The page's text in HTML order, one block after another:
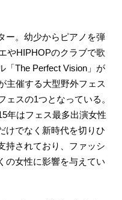
ー。幼少からピアノを弾
やHIPHOPのクラブで歌
「The Perfect Vision」が
主催する大型野外フェス
ェスの1つとなっている。
年はフェス最多出演女性
けでなく新時代を切りひ
持されており、ファッシ
の女性に影響を与えてい